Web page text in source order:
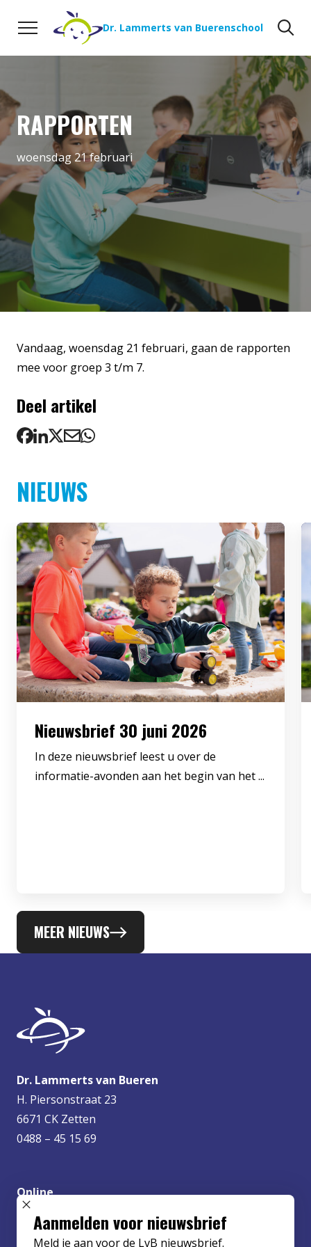
Naar de inhoud
Dr. Lammerts van Buerenschool
RAPPORTEN
woensdag 21 februari
Vandaag, woensdag 21 februari, gaan de rapporten
mee voor groep 3 t/m 7.
Deel artikel
NIEUWS
Nieuwsbrief 30 juni 2026
In deze nieuwsbrief leest u over de
informatie-avonden aan het begin van het ...
MEER NIEUWS
Dr. Lammerts van Bueren
H. Piersonstraat 23
6671 CK Zetten
0488 – 45 15 69
Online
info@lvbueren.nl
SLUIT POPUP
Aanmelden voor nieuwsbrief
Meld je aan voor de LvB nieuwsbrief.